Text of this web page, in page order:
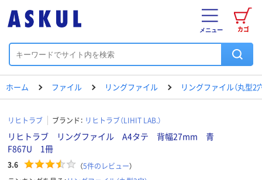
カゴ
メニュー
ホーム ファイル リングファイル リングファイル（丸型2
リヒトラブ ブランド： リヒトラブ（LIHIT LAB.）
リヒトラブ リングファイル A4タテ 背幅27mm 青
F867U 1冊
3.6 （5件のレビュー）